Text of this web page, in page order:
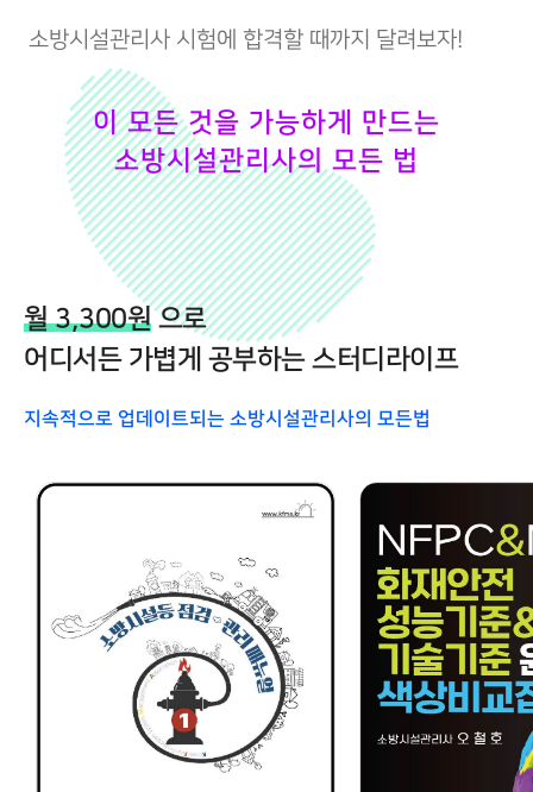
소방시설관리사 시험에 합격할 때까지 달려보자!
이 모든 것을 가능하게 만드는
소방시설관리사의 모든 법
월 3,300원으로
어디서든 가볍게 공부하는 스터디라이프
지속적으로 업데이트되는 소방시설관리사의 모든법